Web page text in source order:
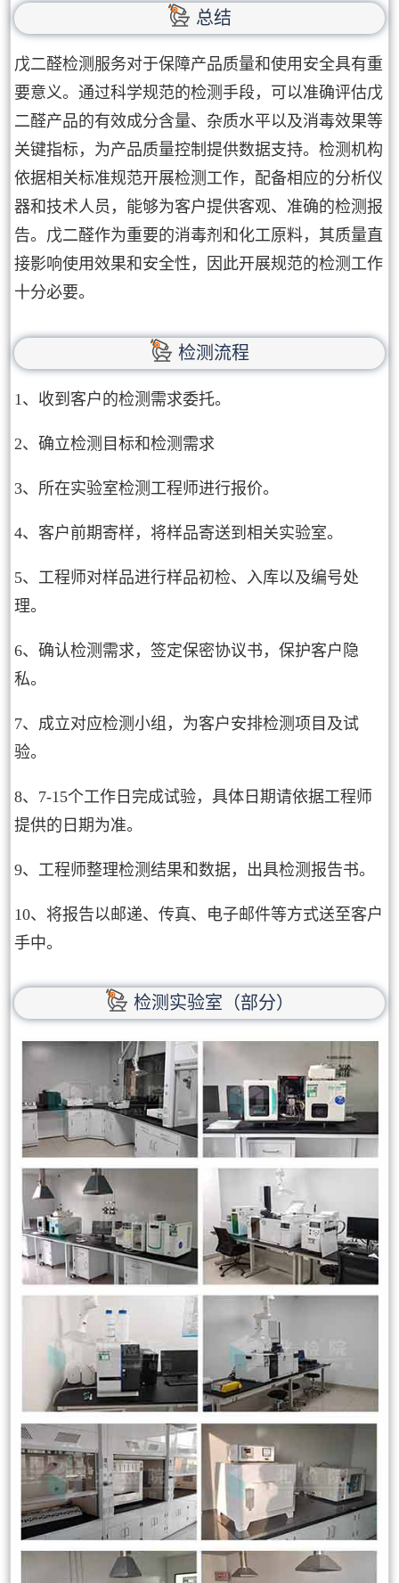
总结
戊二醛检测服务对于保障产品质量和使用安全具有重
要意义。通过科学规范的检测手段，可以准确评估戊
二醛产品的有效成分含量、杂质水平以及消毒效果等
关键指标，为产品质量控制提供数据支持。检测机构
依据相关标准规范开展检测工作，配备相应的分析仪
器和技术人员，能够为客户提供客观、准确的检测报
告。戊二醛作为重要的消毒剂和化工原料，其质量直
接影响使用效果和安全性，因此开展规范的检测工作
十分必要。
检测流程
1、收到客户的检测需求委托。
2、确立检测目标和检测需求
3、所在实验室检测工程师进行报价。
4、客户前期寄样，将样品寄送到相关实验室。
5、工程师对样品进行样品初检、入库以及编号处
理。
6、确认检测需求，签定保密协议书，保护客户隐
私。
7、成立对应检测小组，为客户安排检测项目及试
验。
8、7-15个工作日完成试验，具体日期请依据工程师
提供的日期为准。
9、工程师整理检测结果和数据，出具检测报告书。
10、将报告以邮递、传真、电子邮件等方式送至客户
手中。
检测实验室（部分）